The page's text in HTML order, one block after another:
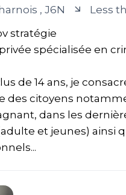
, J6N
Less
stratégie
spécialisée en
de 14 ans, je
des citoyens
dans les
et jeunes) ainsi